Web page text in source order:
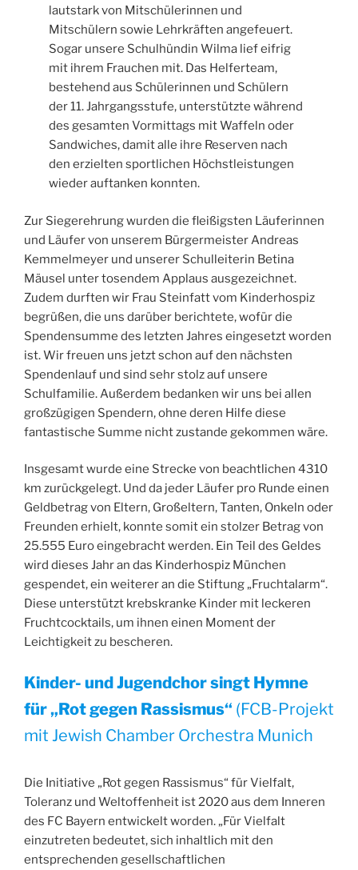
lautstark von Mitschülerinnen und
Mitschülern sowie Lehrkräften angefeuert.
Sogar unsere Schulhündin Wilma lief eifrig
mit ihrem Frauchen mit. Das Helferteam,
bestehend aus Schülerinnen und Schülern
der 11. Jahrgangsstufe, unterstützte während
des gesamten Vormittags mit Waffeln oder
Sandwiches, damit alle ihre Reserven nach
den erzielten sportlichen Höchstleistungen
wieder auftanken konnten.
Zur Siegerehrung wurden die fleißigsten Läuferinnen
und Läufer von unserem Bürgermeister Andreas
Kemmelmeyer und unserer Schulleiterin Betina
Mäusel unter tosendem Applaus ausgezeichnet.
Zudem durften wir Frau Steinfatt vom Kinderhospiz
begrüßen, die uns darüber berichtete, wofür die
Spendensumme des letzten Jahres eingesetzt worden
ist. Wir freuen uns jetzt schon auf den nächsten
Spendenlauf und sind sehr stolz auf unsere
Schulfamilie. Außerdem bedanken wir uns bei allen
großzügigen Spendern, ohne deren Hilfe diese
fantastische Summe nicht zustande gekommen wäre.
Insgesamt wurde eine Strecke von beachtlichen 4310
km zurückgelegt. Und da jeder Läufer pro Runde einen
Geldbetrag von Eltern, Großeltern, Tanten, Onkeln oder
Freunden erhielt, konnte somit ein stolzer Betrag von
25.555 Euro eingebracht werden. Ein Teil des Geldes
wird dieses Jahr an das Kinderhospiz München
gespendet, ein weiterer an die Stiftung „Fruchtalarm“.
Diese unterstützt krebskranke Kinder mit leckeren
Fruchtcocktails, um ihnen einen Moment der
Leichtigkeit zu bescheren.
Kinder- und Jugendchor singt Hymne
für „Rot gegen Rassismus“ (FCB-Projekt
mit Jewish Chamber Orchestra Munich
Die Initiative „Rot gegen Rassismus“ für Vielfalt,
Toleranz und Weltoffenheit ist 2020 aus dem Inneren
des FC Bayern entwickelt worden. „Für Vielfalt
einzutreten bedeutet, sich inhaltlich mit den
entsprechenden gesellschaftlichen